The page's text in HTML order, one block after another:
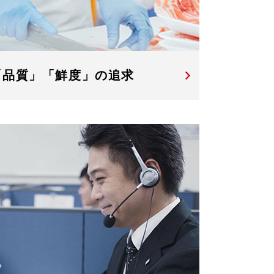
質」「鮮度」の追求